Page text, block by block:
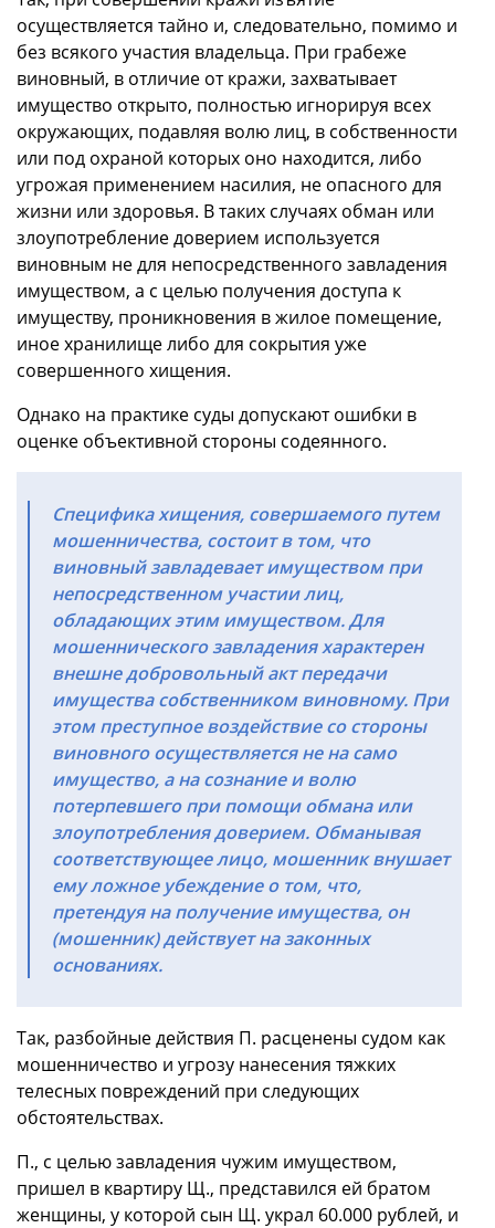
осуществляется тайно и, следовательно, помимо и
без всякого участия владельца. При грабеже
виновный, в отличие от кражи, захватывает
имущество открыто, полностью игнорируя всех
окружающих, подавляя волю лиц, в собственности
или под охраной которых оно находится, либо
угрожая применением насилия, не опасного для
жизни или здоровья. В таких случаях обман или
злоупотребление доверием используется
виновным не для непосредственного завладения
имуществом, а с целью получения доступа к
имуществу, проникновения в жилое помещение,
иное хранилище либо для сокрытия уже
совершенного хищения.
Однако на практике суды допускают ошибки в
оценке объективной стороны содеянного.
Специфика хищения, совершаемого путем
мошенничества, состоит в том, что
виновный завладевает имуществом при
непосредственном участии лиц,
обладающих этим имуществом. Для
мошеннического завладения характерен
внешне добровольный акт передачи
имущества собственником виновному. При
этом преступное воздействие со стороны
виновного осуществляется не на само
имущество, а на сознание и волю
потерпевшего при помощи обмана или
злоупотребления доверием. Обманывая
соответствующее лицо, мошенник внушает
ему ложное убеждение о том, что,
претендуя на получение имущества, он
(мошенник) действует на законных
основаниях.
Так, разбойные действия П. расценены судом как
мошенничество и угрозу нанесения тяжких
телесных повреждений при следующих
обстоятельствах.
П., с целью завладения чужим имуществом,
пришел в квартиру Щ., представился ей братом
женщины, у которой сын Щ. украл 60.000 рублей, и